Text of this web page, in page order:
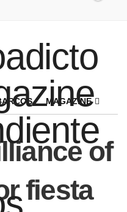
MAGAZINE
of
fiesta